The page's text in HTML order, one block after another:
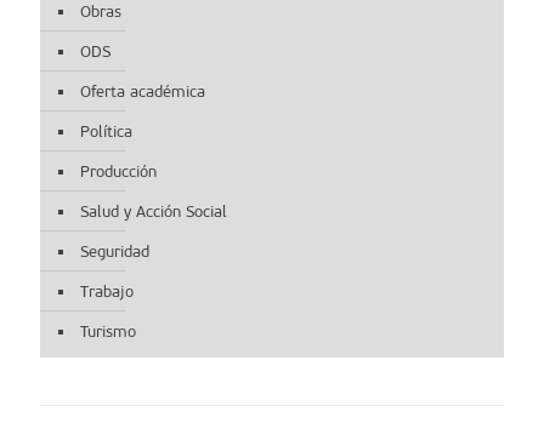
Obras
ODS
Oferta académica
Política
Producción
Salud y Acción Social
Seguridad
Trabajo
Turismo